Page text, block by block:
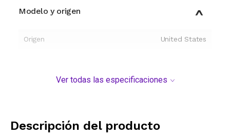
Modelo y origen
Origen United States
Ver todas las especificaciones
Descripción del producto